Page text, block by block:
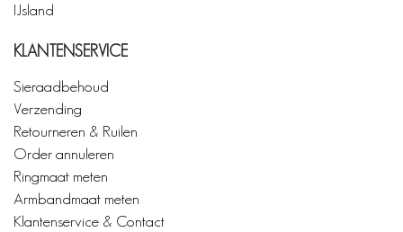
IJsland
KLANTENSERVICE
Sieraadbehoud
Verzending
Retourneren & Ruilen
Order annuleren
Ringmaat meten
Armbandmaat meten
Klantenservice & Contact